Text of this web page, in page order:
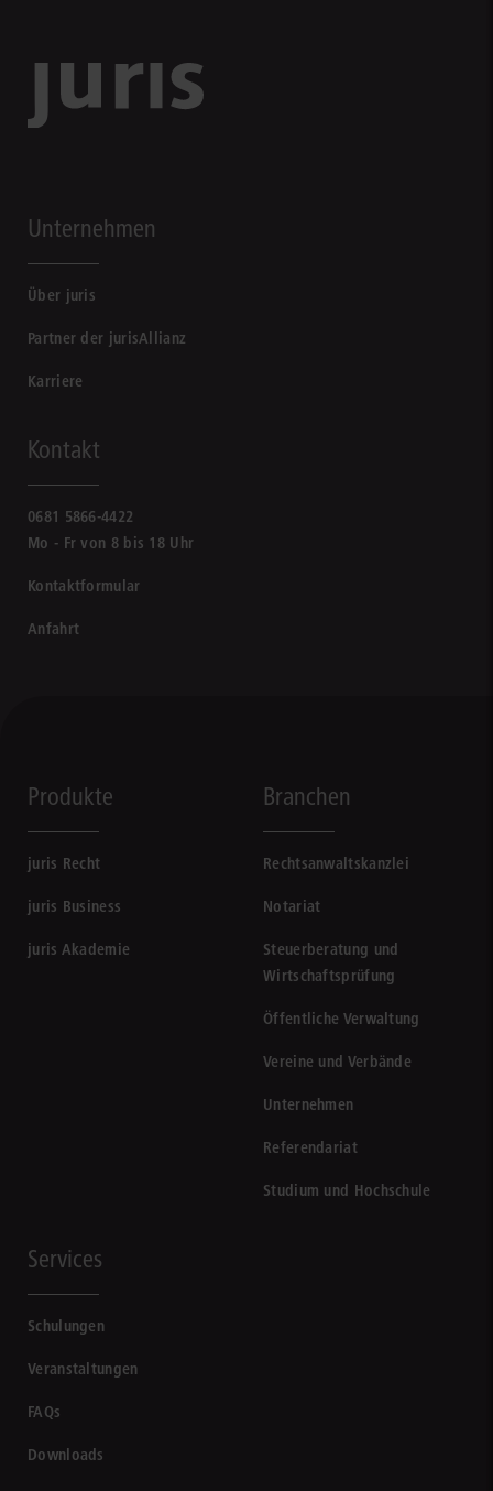
Unternehmen
Über juris
Partner der jurisAllianz
Karriere
Kontakt
0681 5866-4422
Mo - Fr von 8 bis 18 Uhr
Kontaktformular
Anfahrt
Produkte
juris Recht
juris Business
juris Akademie
Branchen
Rechtsanwaltskanzlei
Notariat
Steuerberatung und
Wirtschaftsprüfung
Öffentliche Verwaltung
Vereine und Verbände
Unternehmen
Referendariat
Studium und Hochschule
Services
Schulungen
Veranstaltungen
FAQs
Downloads